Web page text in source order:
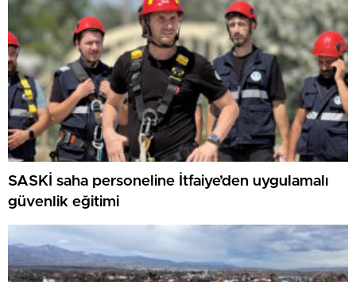
SASKİ saha personeline İtfaiye’den uygulamalı
güvenlik eğitimi